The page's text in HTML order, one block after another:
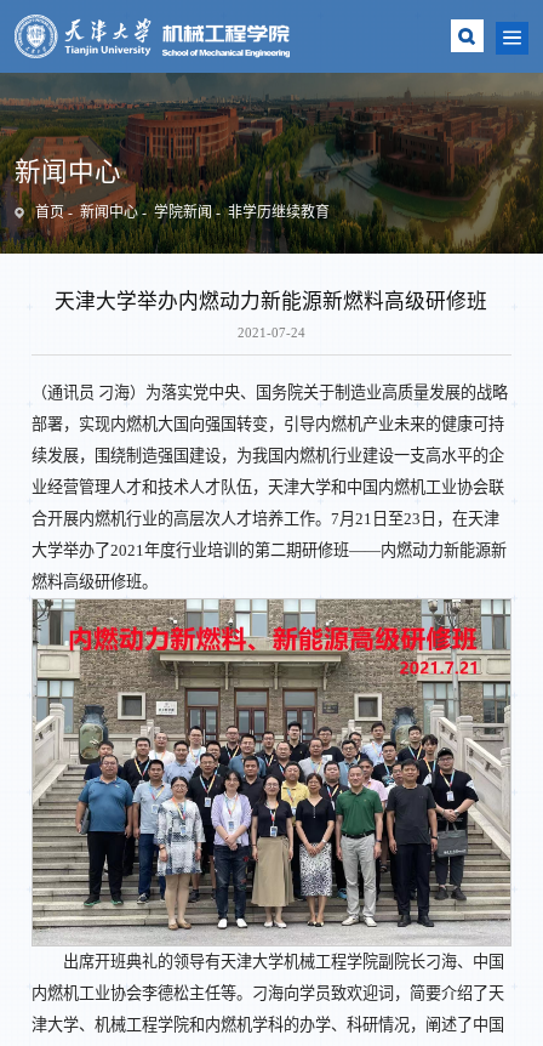
新闻中心
首页 新闻中心 学院新闻 非学历继续教育
天津大学举办内燃动力新能源新燃料高级研修班
2021-07-24
（通讯员 刁海）为落实党中央、国务院关于制造业高质量发展的战略
部署，实现内燃机大国向强国转变，引导内燃机产业未来的健康可持
续发展，围绕制造强国建设，为我国内燃机行业建设一支高水平的企
业经营管理人才和技术人才队伍，天津大学和中国内燃机工业协会联
合开展内燃机行业的高层次人才培养工作。7月21日至23日，在天津
大学举办了2021年度行业培训的第二期研修班——内燃动力新能源新
燃料高级研修班。
出席开班典礼的领导有天津大学机械工程学院副院长刁海、中国
内燃机工业协会李德松主任等。刁海向学员致欢迎词，简要介绍了天
津大学、机械工程学院和内燃机学科的办学、科研情况，阐述了中国